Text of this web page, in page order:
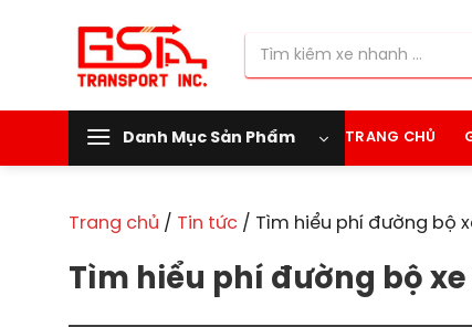
Tìm
Danh Mục Sản Phẩm TRANG CHỦ
Trang chủ / Tin tức / Tìm hiểu phí đường bộ
Tìm hiểu phí đường bộ